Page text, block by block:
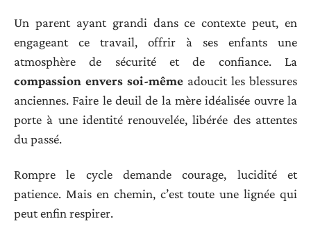
Un parent ayant grandi dans ce contexte peut, en
engageant ce travail, offrir à ses enfants une
atmosphère de sécurité et de confiance. La
compassion envers soi-même adoucit les blessures
anciennes. Faire le deuil de la mère idéalisée ouvre la
porte à une identité renouvelée, libérée des attentes
du passé.
Rompre le cycle demande courage, lucidité et
patience. Mais en chemin, c’est toute une lignée qui
peut enfin respirer.